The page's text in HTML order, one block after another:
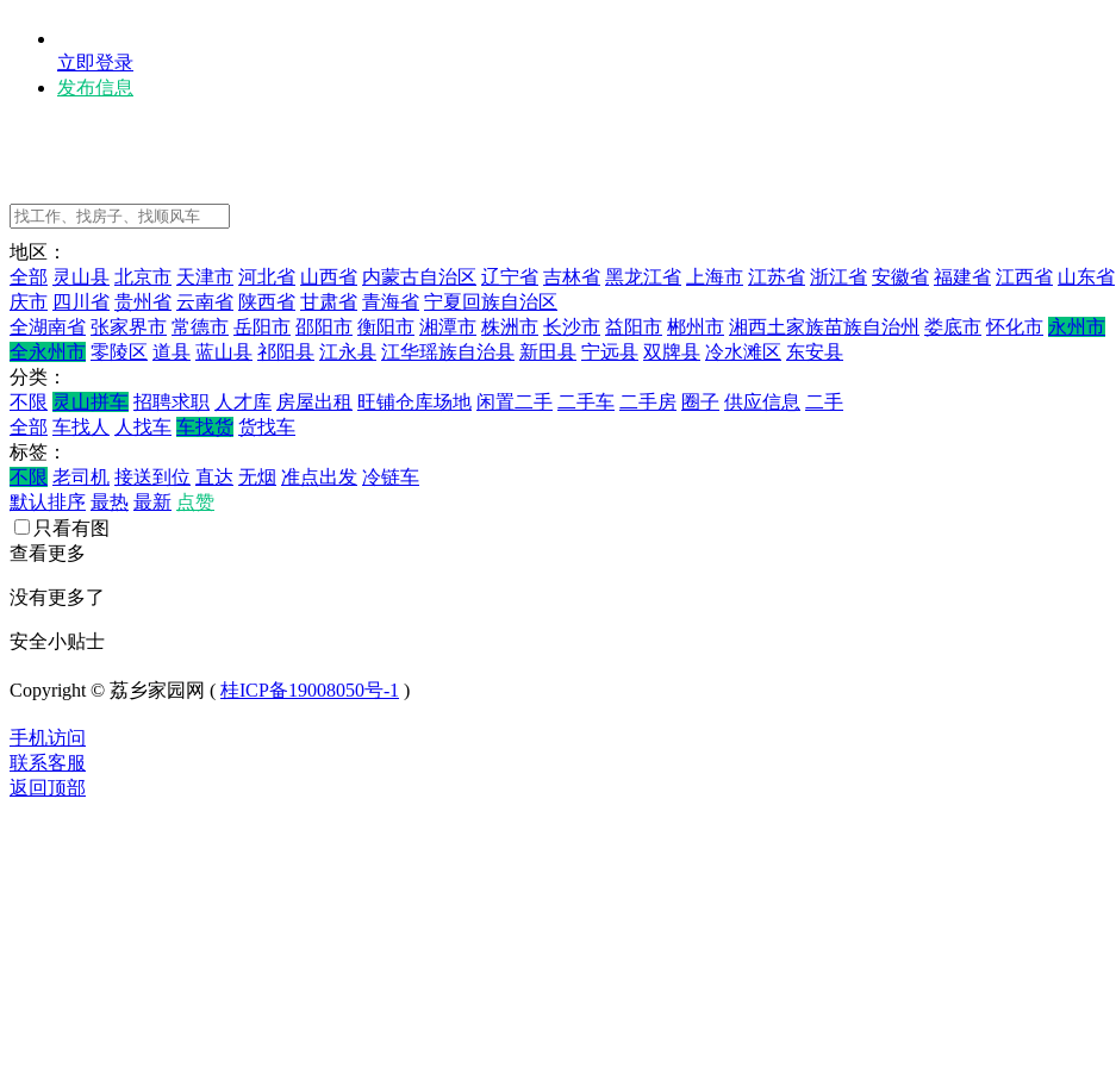
立即登录
发布信息
地区：
全部 灵山县 北京市 天津市 河北省 山西省 内蒙古自治区 辽宁省 吉林省 黑龙江省 上海市 江苏省 浙江省 安徽省 福建省 江西省 山东省
庆市 四川省 贵州省 云南省 陕西省 甘肃省 青海省 宁夏回族自治区
全湖南省 张家界市 常德市 岳阳市 邵阳市 衡阳市 湘潭市 株洲市 长沙市 益阳市 郴州市 湘西土家族苗族自治州 娄底市 怀化市 永州市
全永州市 零陵区 道县 蓝山县 祁阳县 江永县 江华瑶族自治县 新田县 宁远县 双牌县 冷水滩区 东安县
分类：
不限 灵山拼车 招聘求职 人才库 房屋出租 旺铺仓库场地 闲置二手 二手车 二手房 圈子 供应信息 二手
全部 车找人 人找车 车找货 货找车
标签：
不限 老司机 接送到位 直达 无烟 准点出发 冷链车
默认排序 最热 最新 点赞
只看有图
查看更多
没有更多了
安全小贴士
Copyright © 荔乡家园网 ( 桂ICP备19008050号-1 )
手机访问
联系客服
返回顶部